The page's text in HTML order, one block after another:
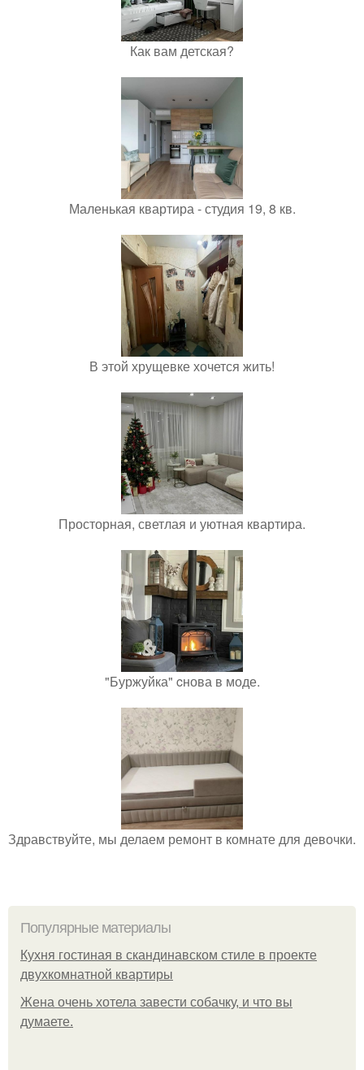
Как вам детская?
Маленькая квартира - студия 19, 8 кв.
В этой хрущевке хочется жить!
Просторная, светлая и уютная квартира.
"Буржуйка" cнова в моде.
Здравствуйте, мы делаем ремонт в комнате для девочки.
Популярные материалы
Кухня гостиная в скандинавском стиле в проекте
двухкомнатной квартиры
Жена очень хотела завести собачку, и что вы
думаете.